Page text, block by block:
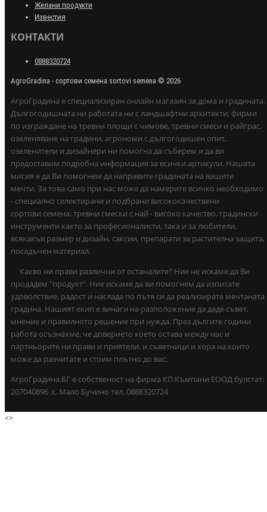
Желани продукти
Известия
КОНТАКТИ
0888320724
AgroGradina - сортови семена sortovi semena © 2026
АгроГрадина е специализиран онлайн магазин за дома и градината.
Дългогодишната ни работата ни с ландшафтни архитекти, фирми
по изграждане на тревни площи с чимове, тревни смеси и райграс,
озеленяване на градини, агрономи с дългогодишен опит,
озеленители и дизайнери ни помогна да съберем и да ви
предоставим подробна информация за всички артикули. Нашата
мисия е да Ви помогнем да направите градината на вашите
мечти. За това само при нас може да намерите всичко необходимо
- специално селектирани и подбрани висококачествени
сортови семена, тревни смески с най - високо качество, градински
инструменти както за професионалисти, така и за любители,
всякакъв размер и дизайн, саксии, препарати за растителна защита,
посадъчен материал.
Какво ни прави различни от останалите? Ние не искаме да Ви
продадем "продукт". Ние искаме да ви помогнем да изпитате
удоволствие, радост и наслада по пътя си да реализирате мечтаната
градина. Нашият екип е винаги на разположение да даде съвет,
мнение и правилното решение при нужда. През дългите години
работа осъзнахме, че доверието което остава между нас и
партньорите ни прави и приятели, и съветници и хора на които
може да разчитате и стоим плътно до вас.
АгроГрадина.БГ е собственост на фирма КП Къмпани ЕООД булстат:
207040896 ,с. Мало Бучино тел. 0888320724
<>